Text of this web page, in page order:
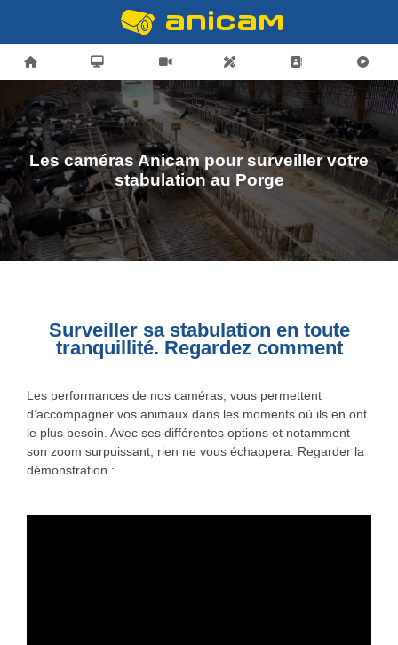
Les caméras Anicam pour surveiller votre
stabulation au Porge
Surveiller sa stabulation en toute
tranquillité. Regardez comment
Les performances de nos caméras, vous permettent
d’accompagner vos animaux dans les moments où ils en ont
le plus besoin. Avec ses différentes options et notamment
son zoom surpuissant, rien ne vous échappera. Regarder la
démonstration :